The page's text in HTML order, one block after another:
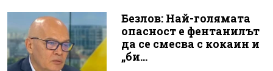
Безлов: Най-голямата
опасност е фентанилът
да се смесва с кокаин и
„би...